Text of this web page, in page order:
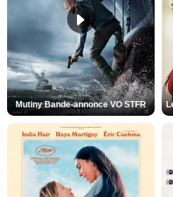
Mutiny Bande-annonce VO STFR